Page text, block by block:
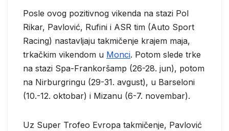
Posle ovog pozitivnog vikenda na stazi Pol
Rikar, Pavlović, Rufini i ASR tim (Auto Sport
Racing) nastavljaju takmičenje krajem maja,
trkačkim vikendom u Monci. Potom slede trke
na stazi Spa-Frankoršamp (26-28. jun), potom
na Nirburgringu (29-31. avgust), u Barseloni
(10.-12. oktobar) i Mizanu (6-7. novembar).
Uz Super Trofeo Evropa takmičenje, Pavlović